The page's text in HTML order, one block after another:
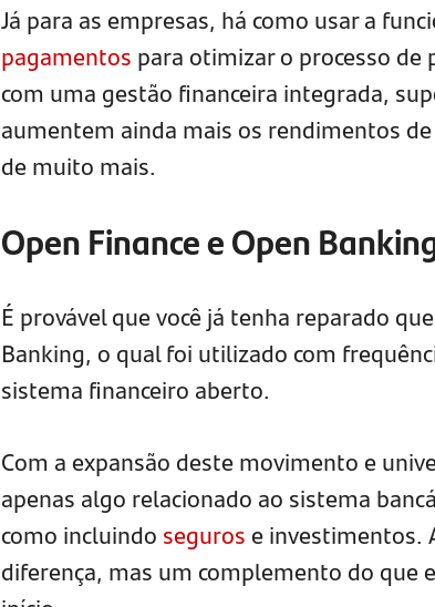
Já para as empresas, há como usar a
pagamentos para otimizar o processo de
com uma gestão financeira integrada,
aumentem ainda mais os rendimentos
de muito mais.
Open Finance e Open
É provável que você já tenha reparado
Banking, o qual foi utilizado com
sistema financeiro aberto.
Com a expansão deste movimento e
apenas algo relacionado ao sistema
como incluindo segurose investimentos.
diferença, mas um complemento do que